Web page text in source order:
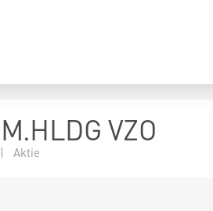
VZO
| Aktie